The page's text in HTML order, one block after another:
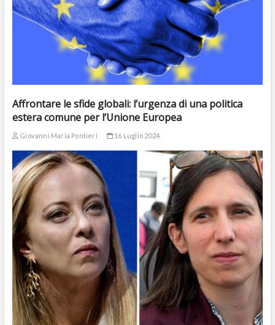
Affrontare le sfide globali: l’urgenza di una politica
estera comune per l’Unione Europea
Giovanni Maria Pontieri 16 Luglio 2024